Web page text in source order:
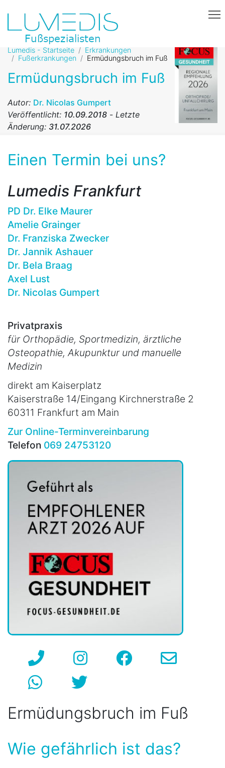
Lumedis - Startseite
Erkrankungen
Fußerkrankungen
Ermüdungsbruch im Fuß
Ermüdungsbruch im Fuß
Autor: Dr. Nicolas Gumpert
Veröffentlicht: 10.09.2018 - Letzte
Änderung: 31.07.2026
Einen Termin bei uns?
Lumedis Frankfurt
PD Dr. Elke Maurer
Amelie Grainger
Dr. Franziska Zwecker
Dr. Jannik Ashauer
Dr. Bela Braag
Axel Lust
Dr. Nicolas Gumpert
Privatpraxis
für Orthopädie, Sportmedizin, ärztliche
Osteopathie, Akupunktur und manuelle
Medizin
direkt am Kaiserplatz
Kaiserstraße 14/Eingang Kirchnerstraße 2
60311 Frankfurt am Main
Zur Online-Terminvereinbarung
Telefon 069 24753120
Ermüdungsbruch im Fuß
Wie gefährlich ist das?